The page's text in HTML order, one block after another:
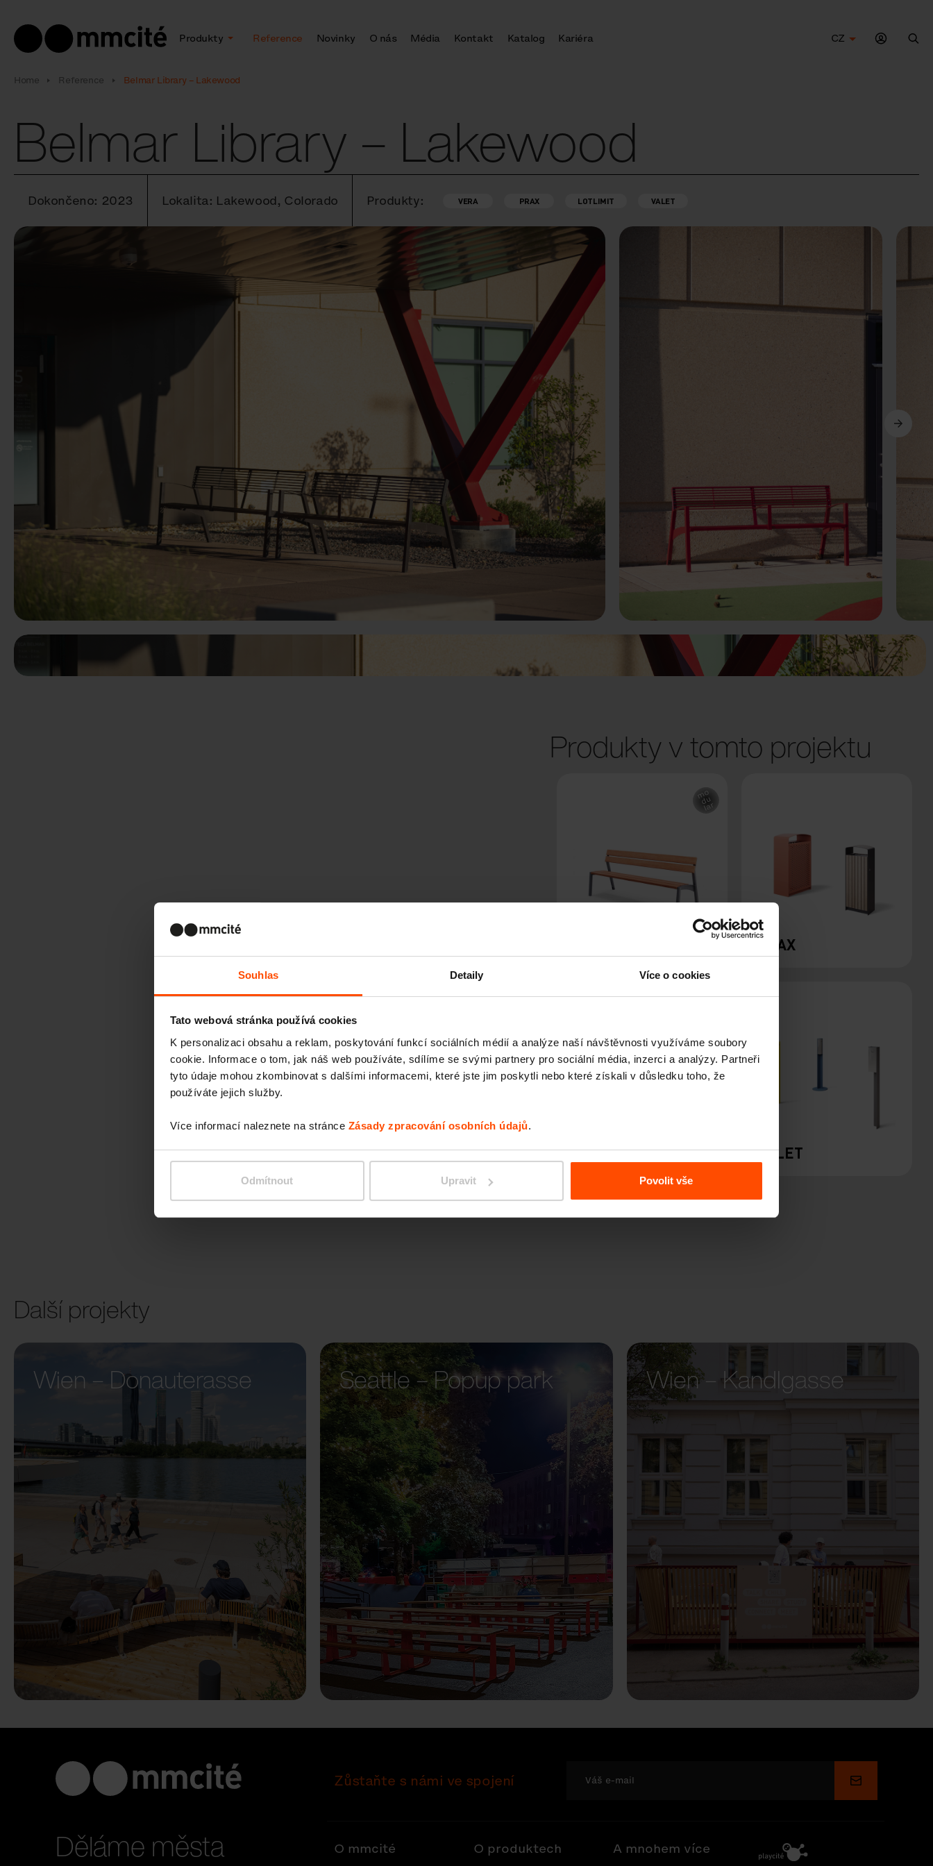
Souhlas Detaily Více o cookies
Tato webová stránka používá cookies
K personalizaci obsahu a reklam, poskytování funkcí sociálních médií a analýze naší návštěvnosti využíváme soubory
cookie. Informace o tom, jak náš web používáte, sdílíme se svými partnery pro sociální média, inzerci a analýzy. Partneři
tyto údaje mohou zkombinovat s dalšími informacemi, které jste jim poskytli nebo které získali v důsledku toho, že
používáte jejich služby.
Více informací naleznete na stránce Zásady zpracování osobních údajů.
Odmítnout Upravit Povolit vše
Produkty Reference Novinky O nás Média Kontakt Katalog Kariéra
CZ
Home Reference Belmar Library – Lakewood
Belmar Library – Lakewood
Dokončeno: 2023 Lokalita: Lakewood, Colorado Produkty: VERA PRAX LOTLIMIT VALET
Předchozí
Produkty v tomto projektu
PRAX
LOTLIMIT VALET
Další projekty
Wien – Donauterasse
Seattle – Popup park Wien – Kandlgasse
Děláme města
Zůstaňte s námi ve spojení Odeslat
O mmcité O produktech A mnohem více